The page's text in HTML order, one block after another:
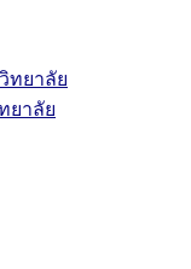
ทยาลัย
ยาลัย